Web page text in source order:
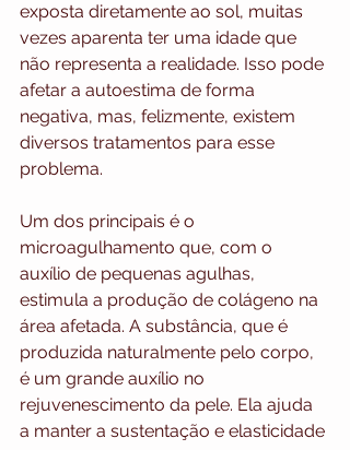
exposta diretamente ao sol, muitas
vezes aparenta ter uma idade que
não representa a realidade. Isso pode
afetar a autoestima de forma
negativa, mas, felizmente, existem
diversos tratamentos para esse
problema.
Um dos principais é o
microagulhamento que, com o
auxílio de pequenas agulhas,
estimula a produção de colágeno na
área afetada. A substância, que é
produzida naturalmente pelo corpo,
é um grande auxílio no
rejuvenescimento da pele. Ela ajuda
a manter a sustentação e elasticidade